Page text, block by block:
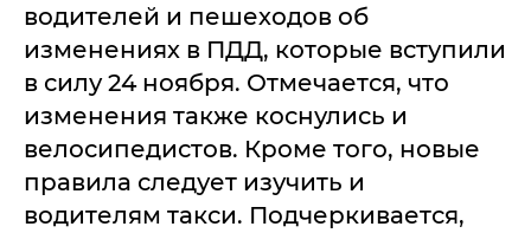
водителей и пешеходов об
изменениях в ПДД, которые вступили
в силу 24 ноября. Отмечается, что
изменения также коснулись и
велосипедистов. Кроме того, новые
правила следует изучить и
водителям такси. Подчеркивается,